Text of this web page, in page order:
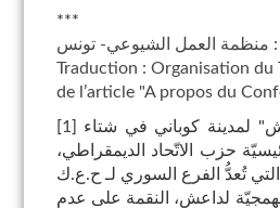
***
: منظمة العمل الشيوعي- تونس
Traduction : Organisation du
de l’article "A propos du
[1 ] لمدينة كوباني في شتاء
حزب الاتّحاد الديمقراطي،
لداعش، النقمة على عدم